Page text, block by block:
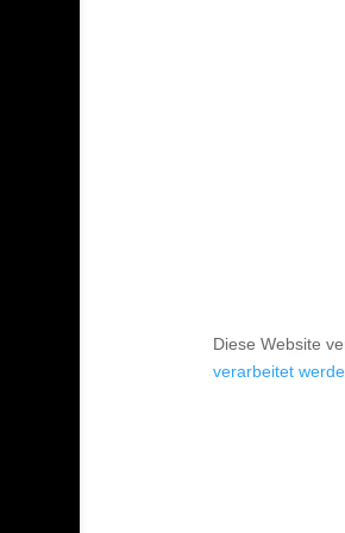
Diese Website
verarbeitet